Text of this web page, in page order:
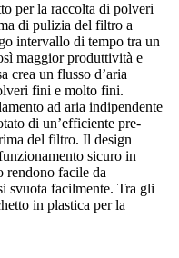
per la raccolta di polveri
di pulizia del filtro a
intervallo di tempo tra un
maggior produttività e
crea un flusso d’aria
fini e molto fini.
ad aria indipendente
di un’efficiente pre-
del filtro. Il design
sicuro in
facile da
svuota facilmente. Tra gli
in plastica per la